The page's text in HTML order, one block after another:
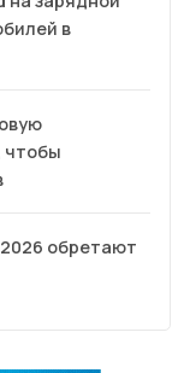
в
чтобы
обретают